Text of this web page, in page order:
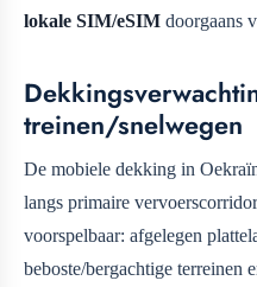
lokale SIM/eSIM doorgaans
treinen/snelwegen
De mobiele dekking in
langs primaire
voorspelbaar: afgelegen
beboste/bergachtige terreinen